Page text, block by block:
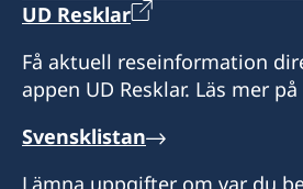
UD Resklar
Få aktuell reseinformation
appen UD Resklar. Läs mer
Svensklistan